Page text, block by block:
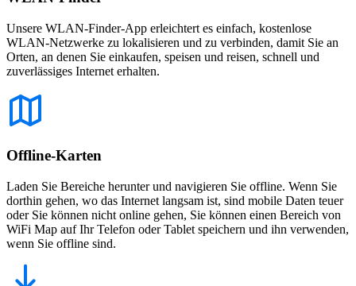
Unsere WLAN-Finder-App erleichtert es einfach, kostenlose
WLAN-Netzwerke zu lokalisieren und zu verbinden, damit Sie an
Orten, an denen Sie einkaufen, speisen und reisen, schnell und
zuverlässiges Internet erhalten.
Offline-Karten
Laden Sie Bereiche herunter und navigieren Sie offline. Wenn Sie
dorthin gehen, wo das Internet langsam ist, sind mobile Daten teuer
oder Sie können nicht online gehen, Sie können einen Bereich von
WiFi Map auf Ihr Telefon oder Tablet speichern und ihn verwenden,
wenn Sie offline sind.